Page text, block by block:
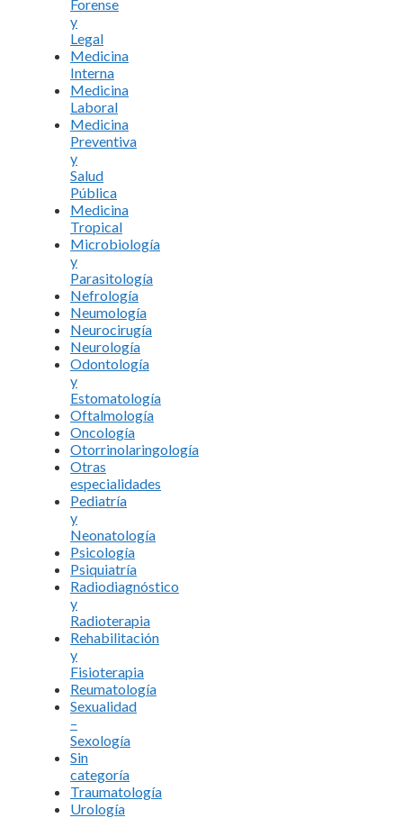
Forense
y
Legal
Medicina
Interna
Medicina
Laboral
Medicina
Preventiva
y
Salud
Pública
Medicina
Tropical
Microbiología
y
Parasitología
Nefrología
Neumología
Neurocirugía
Neurología
Odontología
y
Estomatología
Oftalmología
Oncología
Otorrinolaringología
Otras
especialidades
Pediatría
y
Neonatología
Psicología
Psiquiatría
Radiodiagnóstico
y
Radioterapia
Rehabilitación
y
Fisioterapia
Reumatología
Sexualidad
–
Sexología
Sin
categoría
Traumatología
Urología